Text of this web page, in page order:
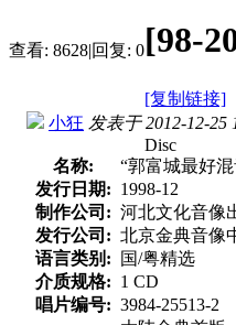
查看: 8628|回复: 0[98-
[复制链接]
小狂 发表于 2012-12-25
Disc
名称:
“郭富城最好
发行日期: 1998-12
制作公司: 河北文化音像
发行公司: 北京金典音像
语言类别:
国/粤精选
介质规格: 1 CD
唱片编号: 3984-25513-2